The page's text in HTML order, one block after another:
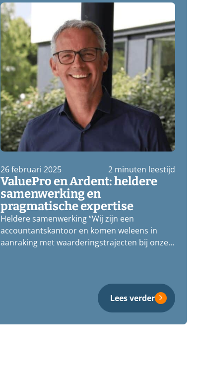
26 februari 2025 2 minuten leestijd
ValuePro en Ardent: heldere
samenwerking en
pragmatische expertise
Heldere samenwerking “Wij zijn een
accountantskantoor en komen weleens in
aanraking met waarderingstrajecten bij onze
Lees verder